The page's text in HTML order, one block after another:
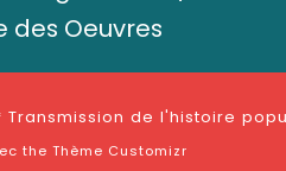
des Oeuvres
Transmission de l'histoire
the Thème Customizr